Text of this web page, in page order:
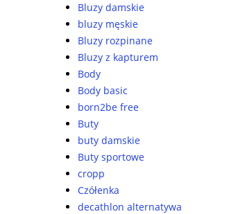
Bluzy damskie
bluzy męskie
Bluzy rozpinane
Bluzy z kapturem
Body
Body basic
born2be free
Buty
buty damskie
Buty sportowe
cropp
Czółenka
decathlon alternatywa